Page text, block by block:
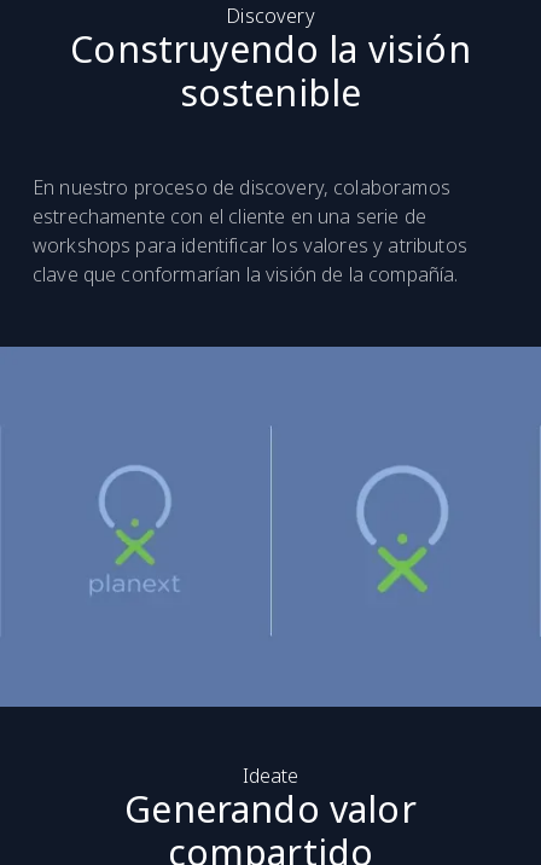
Discovery
Construyendo la visión
sostenible
En nuestro proceso de discovery, colaboramos
estrechamente con el cliente en una serie de
workshops para identificar los valores y atributos
clave que conformarían la visión de la compañía.
Ideate
Generando valor
compartido